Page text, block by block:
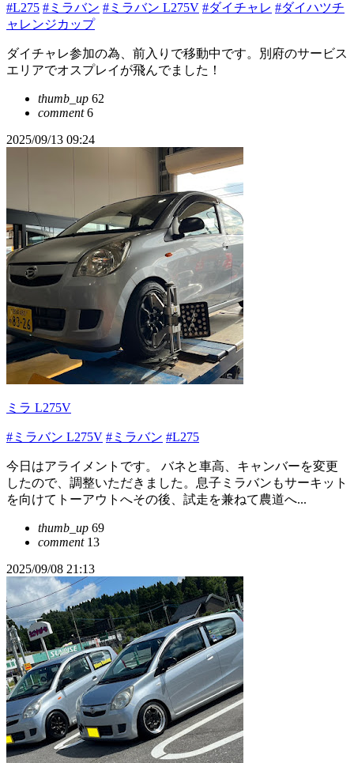
#L275 #ミラバン #ミラバン L275V #ダイチャレ #ダイハツチ
ャレンジカップ
ダイチャレ参加の為、前入りで移動中です。別府のサービス
エリアでオスプレイが飛んでました！
thumb_up 62
comment6
2025/09/13 09:24
ミラ L275V
#ミラバン L275V #ミラバン #L275
今日はアライメントです。 バネと車高、キャンバーを変更
したので、調整いただきました。息子ミラバンもサーキット
を向けてトーアウトへその後、試走を兼ねて農道へ...
thumb_up 69
comment13
2025/09/08 21:13